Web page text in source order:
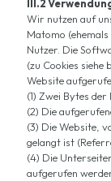
III.2
Wir nutzen auf
Matomo
Nutzer. Die
(zu Cookies siehe
Website
(1) Zwei Bytes
(2) Die
(3) Die Website,
gelangt ist
(4) Die
aufgerufen